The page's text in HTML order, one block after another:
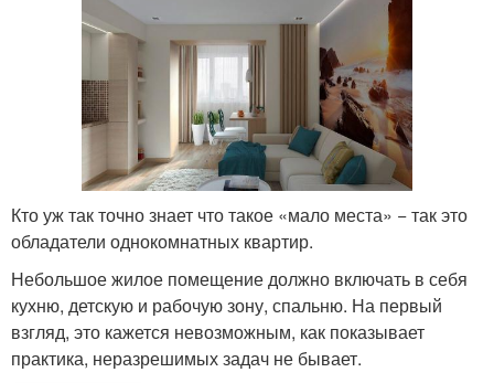
Кто уж так точно знает что такое «мало места» − так это
обладатели однокомнатных квартир.
Небольшое жилое помещение должно включать в себя
кухню, детскую и рабочую зону, спальню. На первый
взгляд, это кажется невозможным, как показывает
практика, неразрешимых задач не бывает.